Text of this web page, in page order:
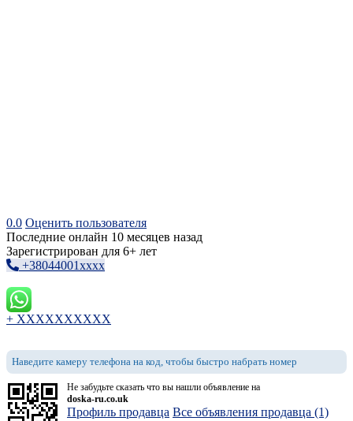
0.0 Оценить пользователя
Последние онлайн 10 месяцев назад
Зарегистрирован для 6+ лет
+38044001xxxx
+ XXXXXXXXXX
Наведите камеру телефона на код, чтобы быстро набрать номер
Не забудьте сказать что вы нашли объявление на
doska-ru.co.uk
Профиль продавца Все объявления продавца (1)